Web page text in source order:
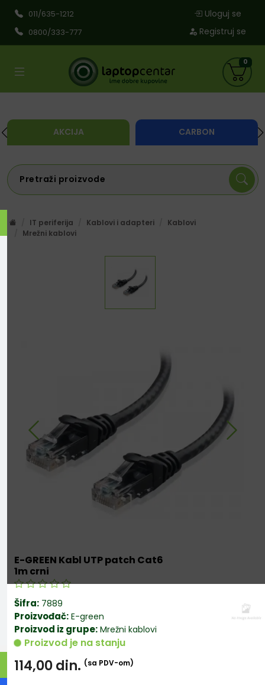
011/635-1212
0800/333-777
Uloguj se
Registruj se
AKCIJA CARBON
0
IT periferija Kablovi i adapteri
Kablovi
Mrežni kablovi
E-GREEN Kabl UTP patch Cat6
1m crni
Šifra: 7889
Proizvođač: E-green
Proizvod iz grupe: Mrežni kablovi
Proizvod je na stanju
114,00din. (sa PDV-om)